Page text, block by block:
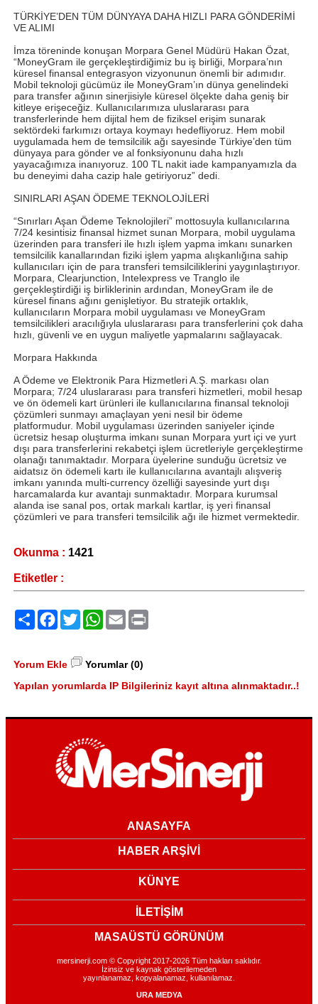
TÜRKİYE’DEN TÜM DÜNYAYA DAHA HIZLI PARA GÖNDERİMİ
VE ALIMI
İmza töreninde konuşan Morpara Genel Müdürü Hakan Özat,
“MoneyGram ile gerçekleştirdiğimiz bu iş birliği, Morpara’nın
küresel finansal entegrasyon vizyonunun önemli bir adımıdır.
Mobil teknoloji gücümüz ile MoneyGram’ın dünya genelindeki
para transfer ağının sinerjisiyle küresel ölçekte daha geniş bir
kitleye erişeceğiz. Kullanıcılarımıza uluslararası para
transferlerinde hem dijital hem de fiziksel erişim sunarak
sektördeki farkımızı ortaya koymayı hedefliyoruz. Hem mobil
uygulamada hem de temsilcilik ağı sayesinde Türkiye’den tüm
dünyaya para gönder ve al fonksiyonunu daha hızlı
yayacağımıza inanıyoruz. 100 TL nakit iade kampanyamızla da
bu deneyimi daha cazip hale getiriyoruz” dedi.
SINIRLARI AŞAN ÖDEME TEKNOLOJİLERİ
“Sınırları Aşan Ödeme Teknolojileri” mottosuyla kullanıcılarına
7/24 kesintisiz finansal hizmet sunan Morpara, mobil uygulama
üzerinden para transferi ile hızlı işlem yapma imkanı sunarken
temsilcilik kanallarından fiziki işlem yapma alışkanlığına sahip
kullanıcıları için de para transferi temsilciliklerini yaygınlaştırıyor.
Morpara, Clearjunction, Intelexpress ve Tranglo ile
gerçekleştirdiği iş birliklerinin ardından, MoneyGram ile de
küresel finans ağını genişletiyor. Bu stratejik ortaklık,
kullanıcıların Morpara mobil uygulaması ve MoneyGram
temsilcilikleri aracılığıyla uluslararası para transferlerini çok daha
hızlı, güvenli ve en uygun maliyetle yapmalarını sağlayacak.
Morpara Hakkında
A Ödeme ve Elektronik Para Hizmetleri A.Ş. markası olan
Morpara; 7/24 uluslararası para transferi hizmetleri, mobil hesap
ve ön ödemeli kart ürünleri ile kullanıcılarına finansal teknoloji
çözümleri sunmayı amaçlayan yeni nesil bir ödeme
platformudur. Mobil uygulaması üzerinden saniyeler içinde
ücretsiz hesap oluşturma imkanı sunan Morpara yurt içi ve yurt
dışı para transferlerini rekabetçi işlem ücretleriyle gerçekleştirme
olanağı tanımaktadır. Morpara üyelerine sunduğu ücretsiz ve
aidatsız ön ödemeli kartı ile kullanıcılarına avantajlı alışveriş
imkanı yanında multi-currency özelliği sayesinde yurt dışı
harcamalarda kur avantajı sunmaktadır. Morpara kurumsal
alanda ise sanal pos, ortak markalı kartlar, iş yeri finansal
çözümleri ve para transferi temsilcilik ağı ile hizmet vermektedir.
Okunma : 1421
Etiketler :
PaylaşFacebook
TwitterWhatsApp
Email
Yorum Ekle
Yorumlar (0)
Yapılan yorumlarda IP Bilgileriniz kayıt altına alınmaktadır..!
ANASAYFA
HABER ARŞİVİ
KÜNYE
İLETİŞİM
MASAÜSTÜ GÖRÜNÜM
mersinerji.com © Copyright 2017-2026 Tüm hakları saklıdır.
İzinsiz ve kaynak gösterilemeden
yayınlanamaz, kopyalanamaz, kullanılamaz.
URA MEDYA